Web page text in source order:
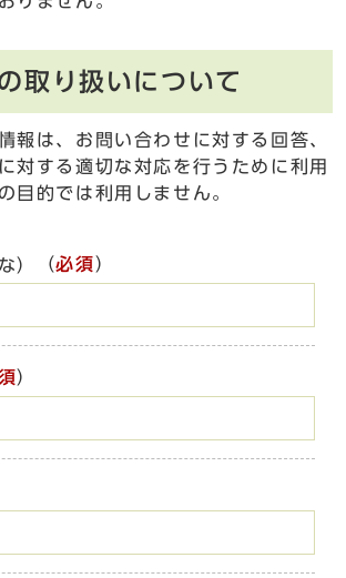
取り扱いについて
報は、お問い合わせに対する回答、
対する適切な対応を行うために利用
目的では利用しません。
） （必須）
）